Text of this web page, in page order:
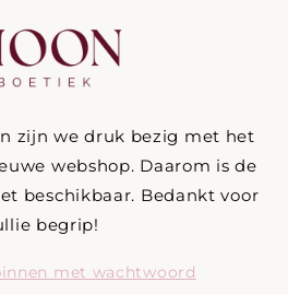
zijn we druk bezig met het
webshop. Daarom is de
beschikbaar. Bedankt voor
begrip!
met wachtwoord